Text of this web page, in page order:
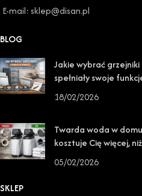
E-mail: sklep@disan.pl
BLOG
Jakie wybrać
spełniały swoje
18/02/2026
Twarda woda w
kosztuje Cię więcej,
05/02/2026
SKLEP